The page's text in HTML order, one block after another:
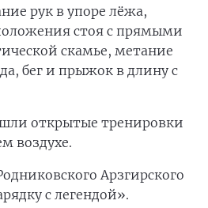
рук в упоре лёжа,
стоя с прямыми
скамье, метание
бег и прыжок в длину с
открытые тренировки
воздухе.
Арзгирского
с легендой».